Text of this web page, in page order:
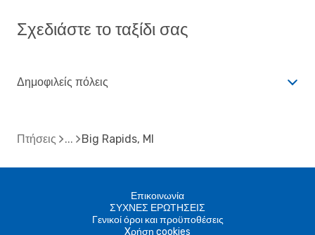
Σχεδιάστε το ταξίδι σας
Δημοφιλείς πόλεις
Πτήσεις Big Rapids, MI
Επικοινωνία
ΣΥΧΝΕΣ ΕΡΩΤΗΣΕΙΣ
Γενικοί όροι και προϋποθέσεις
Xρήση cookies